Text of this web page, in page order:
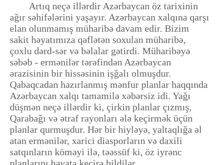
Artıq neçə illərdir Azərbaycan öz tarixinin
ağır səhifələrini yaşayır. Azərbaycan xalqına qarşı
elan olunmamış müharibə davam edir. Bizim
sakit həyatımıza qəflətən soxulan müharibə,
çoxlu dərd-sər və bəlalar gətirdi. Müharibəyə
səbəb - ermənilər tərəfindən Azərbaycan
ərazisinin bir hissəsinin işğalı olmuşdur.
Qabaqcadan hazırlanmış mənfur planlar haqqında
Azərbaycan xalqı tamamilə xəbərsiz idi. Yağı
düşmən neçə illərdir ki, çirkin planlar çızmış,
Qarabağı və ətraf rayonları ələ keçirmək üçün
planlar qurmuşdur. Hər bir hiyləyə, yaltaqlığa əl
atan ermənilər, xarici diasporların və daxili
satqınların köməyi ilə, təəssüf ki, öz iyrənc